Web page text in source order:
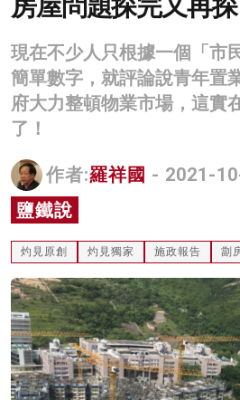
商業
科技
名家榜
灼見活動
關於我們
現在不少人只根據一個「市
簡單數字，就評論說青年置
府大力整頓物業市場，這實
了！
作者:羅祥國 - 2021-
鹽鐵說
灼見原創 灼見獨家 施政報告 劏